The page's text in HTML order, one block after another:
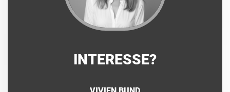
INTERESSE?